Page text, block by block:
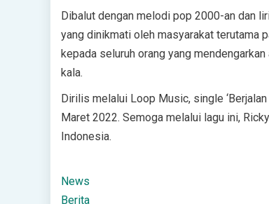
Dibalut dengan melodi pop 2000-an dan
yang dinikmati oleh masyarakat terutama
kepada seluruh orang yang
kala.
Dirilis melalui Loop Music, single
Maret 2022. Semoga melalui lagu ini,
Indonesia.
News
Berita